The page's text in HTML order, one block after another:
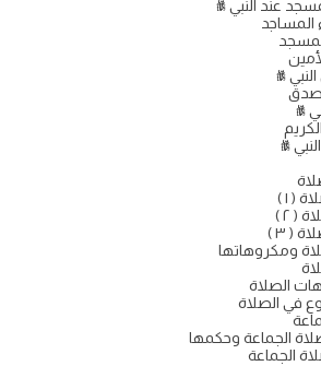
عند النبي ﷺ
المساجد
ﷺ
ﷺ
ﷺ
( ١ )
( ۲ )
( ٣ )
ومكروهاتها
الصلاة
في الصلاة
الجماعة وحكمها
الجماعة